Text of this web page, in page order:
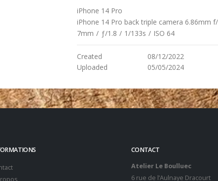
iPhone 14 Pro
iPhone 14 Pro back triple camera 6.86mm
7mm / ƒ/1.8 / 1/133s / ISO 64
Created
08/12/2022
Uploaded
05/05/2024
CONTACT
Atelier Le Boulluec
6 rue de l’Aulnaye Dracourt